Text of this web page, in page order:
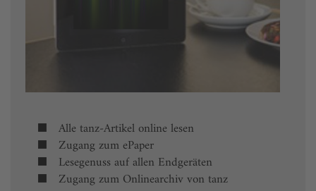
Alle tanz-Artikel online lesen
Zugang zum ePaper
Lesegenuss auf allen Endgeräten
Zugang zum Onlinearchiv von tanz